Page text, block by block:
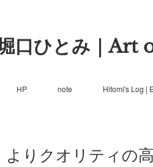
口ひとみ｜Art
HP note Hitomi's Log |
りクオリティの